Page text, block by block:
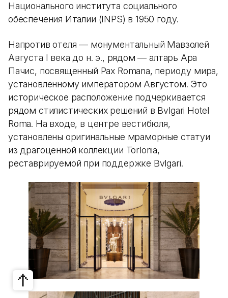
Национального института социального
обеспечения Италии (INPS) в 1950 году.
Напротив отеля — монументальный Мавзолей
Августа I века до н. э., рядом — алтарь Ара
Пачис, посвященный Pax Romana, периоду мира,
установленному императором Августом. Это
историческое расположение подчеркивается
рядом стилистических решений в Bvlgari Hotel
Roma. На входе, в центре вестибюля,
установлены оригинальные мраморные статуи
из драгоценной коллекции Torlonia,
реставрируемой при поддержке Bvlgari.